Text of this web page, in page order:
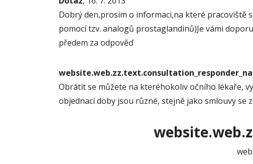
Dobrý den,prosím o informaci,na které pracoviště
pomocí tzv. analogů prostaglandinů)Je vámi
předem za odpověď
Obrátit se můžete na kteréhokoliv očního lékaře,
objednací doby jsou různé, stejně jako smlouvy